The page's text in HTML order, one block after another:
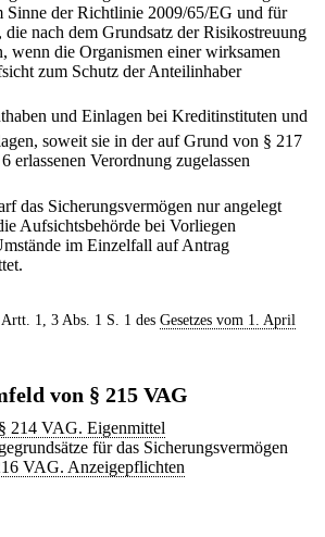
Sinne der Richtlinie 2009/65/EG und für
die nach dem Grundsatz der Risikostreuung
wenn die Organismen einer wirksamen
zum Schutz der Anteilinhaber
und Einlagen bei Kreditinstituten und
soweit sie in der auf Grund von § 217
erlassenen Verordnung zugelassen
das Sicherungsvermögen nur angelegt
Aufsichtsbehörde bei Vorliegen
im Einzelfall auf Antrag
Artt. 1, 3 Abs. 1 S. 1 des Gesetzes vom 1. April
von § 215 VAG
§ 214 VAG. Eigenmittel
für das Sicherungsvermögen
VAG. Anzeigepflichten